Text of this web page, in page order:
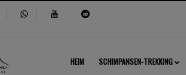
HEIM SCHIMPANSEN-TREKKING